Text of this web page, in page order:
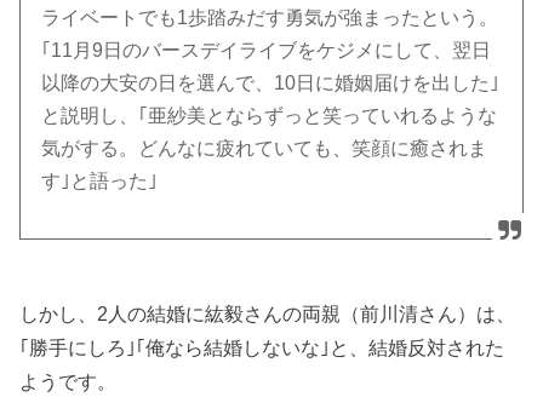
ライベートでも1歩踏みだす勇気が強まったという。
｢11月9日のバースデイライブをケジメにして、翌日
以降の大安の日を選んで、10日に婚姻届けを出した｣
と説明し、｢亜紗美とならずっと笑っていれるような
気がする。どんなに疲れていても、笑顔に癒されま
す｣と語った｣
しかし、2人の結婚に紘毅さんの両親（前川清さん）は、
｢勝手にしろ｣｢俺なら結婚しないな｣と、結婚反対された
ようです。